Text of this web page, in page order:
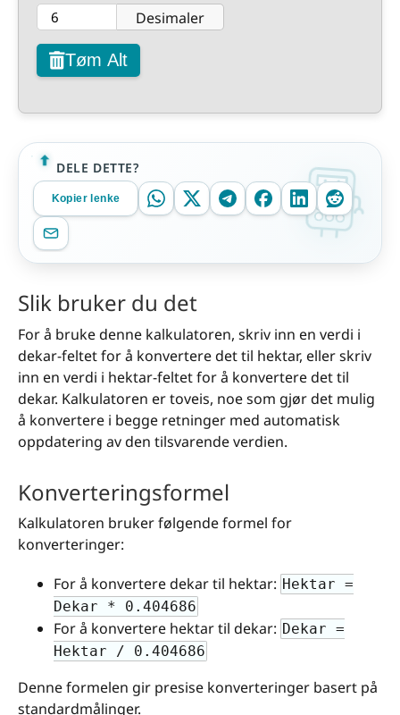
Desimaler
Tøm Alt
DELE DETTE?
Kopier lenke
Slik bruker du det
For å bruke denne kalkulatoren, skriv inn en verdi i
dekar-feltet for å konvertere det til hektar, eller skriv
inn en verdi i hektar-feltet for å konvertere det til
dekar. Kalkulatoren er toveis, noe som gjør det mulig
å konvertere i begge retninger med automatisk
oppdatering av den tilsvarende verdien.
Konverteringsformel
Kalkulatoren bruker følgende formel for
konverteringer:
For å konvertere dekar til hektar: Hektar =
Dekar * 0.404686
For å konvertere hektar til dekar: Dekar =
Hektar / 0.404686
Denne formelen gir presise konverteringer basert på
standardmålinger.